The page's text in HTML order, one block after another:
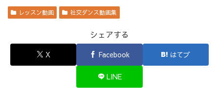
レッスン動画 社交ダンス動画集
シェアする
X Facebook はてブ
LINE